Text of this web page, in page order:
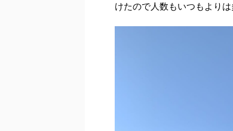
けたので人数もいつもよりは